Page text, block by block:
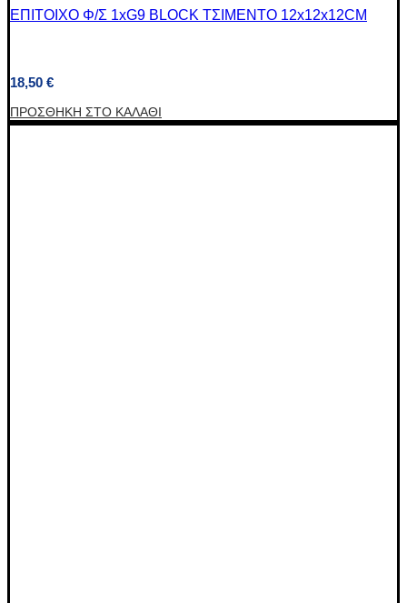
ΕΠΙΤΟΙΧΟ Φ/Σ 1xG9 BLOCK ΤΣΙΜΕΝΤΟ 12x12x12CM
18,50 €
ΠΡΟΣΘΉΚΗ ΣΤΟ ΚΑΛΆΘΙ